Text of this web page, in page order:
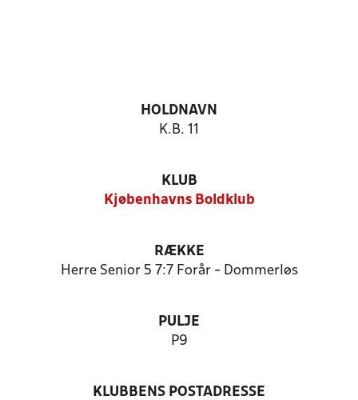
HOLDNAVN
K.B. 11
KLUB
Kjøbenhavns Boldklub
RÆKKE
Herre Senior 5 7:7 Forår - Dommerløs
PULJE
P9
KLUBBENS POSTADRESSE